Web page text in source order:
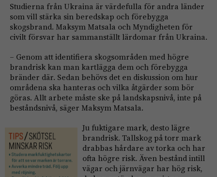
Studierna från Ukraina är värdefulla för andra länder
som vill stärka sin beredskap och förebygga
skogsbrand. Maksym Matsala och Myndigheten för
civilt försvar har sammanställt lärdomar från Ukraina.
– Genom att identifiera skogsområden med högre
brandrisk kan man kartlägga dem och förebygga
bränder där. Sedan behövs det en diskussion om hur
områdena ska hanteras och vilka åtgärder som bör
göras. Allt arbete måste ske på landskapsnivå, inte på
beståndsnivå, säger Maksym Matsala.
Ju fuktigare mark, desto lägre
brandrisk. Tallskog på torr mark
drabbas hårdare av torka och har
ofta högre risk. Även bestånd intill
vägar och järnvägar har hög risk,